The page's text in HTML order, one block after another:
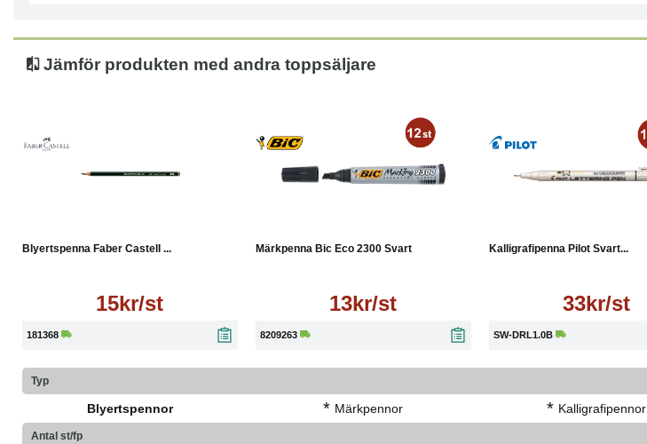
Jämför produkten med andra toppsäljare
Blyertspenna Faber Castell ...
15kr/st
181368
Märkpenna Bic Eco 2300 Svart
13kr/st
8209263
Kalligrafipenna Pilot Svart...
33kr/st
SW-DRL1.0B
Typ
Blyertspennor * Märkpennor * Kalligrafipennor
Antal st/fp